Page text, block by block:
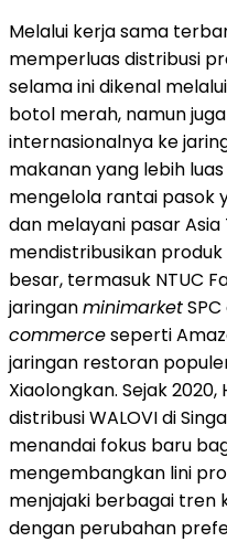
Melalui kerja sama
memperluas distribusi
selama ini dikenal
botol merah, namun
internasionalnya ke
makanan yang lebih luas
mengelola rantai pasok
dan melayani pasar
mendistribusikan
besar, termasuk NTUC
jaringanminimarket
commerceseperti
jaringan restoran
Xiaolongkan. Sejak
distribusi WALOVI di
menandai fokus baru
mengembangkan lini
menjajaki berbagai tren
dengan perubahan